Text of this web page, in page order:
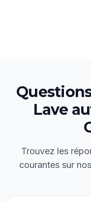
Lave
Trouvez les
courantes sur